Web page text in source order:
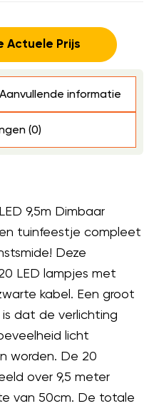
Actuele Prijs
Aanvullende informatie
(0)
9,5m Dimbaar
tuinfeestje compleet
Deze
LED lampjes met
kabel. Een groot
dat de verlichting
licht
worden. De 20
over 9,5 meter
van 50cm. De totale